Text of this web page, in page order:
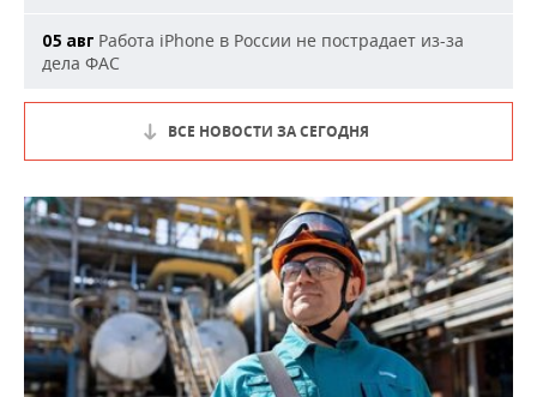
05 авг Работа iPhone в России не пострадает из-за
дела ФАС
ВСЕ НОВОСТИ ЗА СЕГОДНЯ